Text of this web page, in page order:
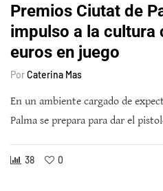
Premios Ciutat de
impulso a la cultura
euros en juego
PorCaterina Mas
En un ambiente cargado de
Palma se prepara para dar el
38 0